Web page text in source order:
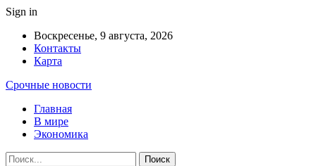
Sign in
Воскресенье, 9 августа, 2026
Контакты
Карта
Срочные новости
Главная
В мире
Экономика